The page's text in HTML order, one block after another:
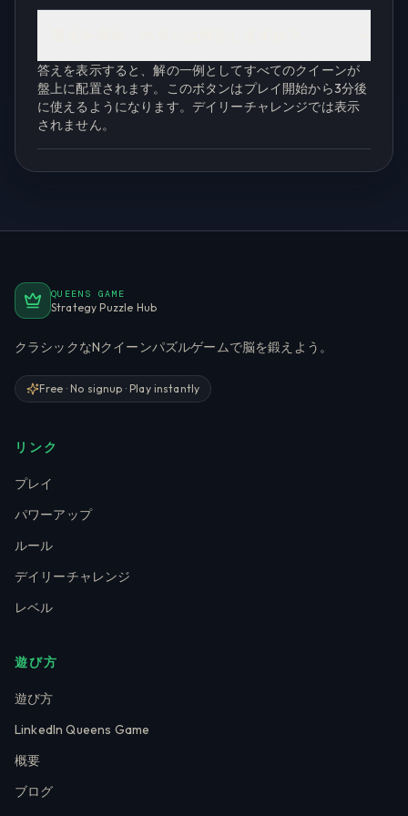
答えを表示すると、解の一例としてすべてのクイーンが
盤上に配置されます。このボタンはプレイ開始から3分後
に使えるようになります。デイリーチャレンジでは表示
されません。
QUEENS GAME
Strategy Puzzle Hub
クラシックなNクイーンパズルゲームで脳を鍛えよう。
Free · No signup · Play instantly
リンク
プレイ
パワーアップ
ルール
デイリーチャレンジ
レベル
遊び方
遊び方
LinkedIn Queens Game
概要
ブログ